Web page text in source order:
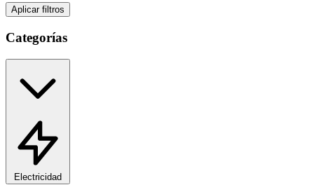
Aplicar filtros
Categorías
Electricidad